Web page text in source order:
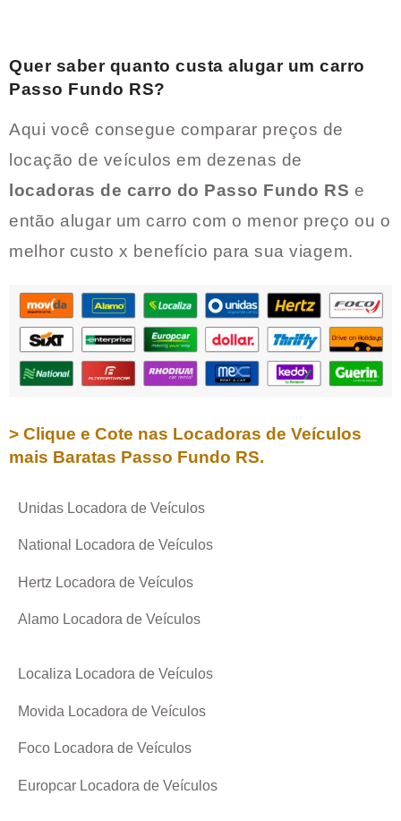
Quer saber quanto custa alugar um carro
Passo Fundo RS?
Aqui você consegue comparar preços de
locação de veículos em dezenas de
locadoras de carro do Passo Fundo RS e
então alugar um carro com o menor preço ou o
melhor custo x benefício para sua viagem.
> Clique e Cote nas Locadoras de Veículos
mais Baratas Passo Fundo RS.
Unidas Locadora de Veículos
National Locadora de Veículos
Hertz Locadora de Veículos
Alamo Locadora de Veículos
Localiza Locadora de Veículos
Movida Locadora de Veículos
Foco Locadora de Veículos
Europcar Locadora de Veículos